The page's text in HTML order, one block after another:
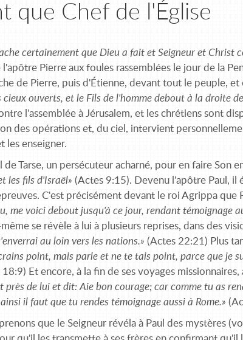
que Chef de l'Église
certainement que Dieu a fait et Seigneur et Christ
Pierre aux foules rassemblées le jour de la
de Pierre, puis d'Étienne, devant tout le peuple,
cieux ouverts, et le Fils de l'homme debout à la droite
l'assemblée à Jérusalem, et les chrétiens sont
des opérations et, du ciel, intervient
les enseigner.
de Tarse, un persécuteur acharné, pour en faire Son
les fils d'Israël» (Actes 9:15). Devenu l'apôtre Paul, il
C'est précisément devant le roi Agrippa
me voici debout jusqu'à ce jour, rendant témoignage
se révèle à lui à plusieurs reprises, dans des
au loin vers les nations.» (Actes 22:21) Plus
point, mais parle et ne te tais point, parce que je
Et encore, à la fin de ses voyages
près de lui et dit: Aie bon courage; car comme tu as
il faut que tu rendes témoignage aussi à Rome.»
que le Seigneur révéla à Paul des mystères